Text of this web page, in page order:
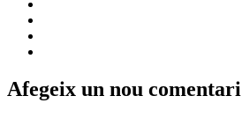
Afegeix un nou comentari